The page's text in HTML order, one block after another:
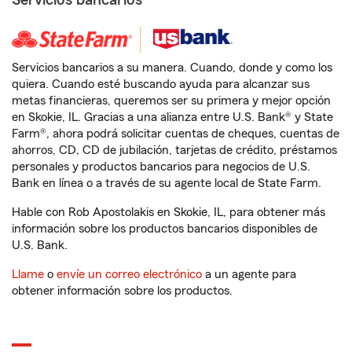
Servicios bancarios a su manera. Cuando, donde y como los
quiera. Cuando esté buscando ayuda para alcanzar sus
metas financieras, queremos ser su primera y mejor opción
en Skokie, IL. Gracias a una alianza entre U.S. Bank® y State
Farm®, ahora podrá solicitar cuentas de cheques, cuentas de
ahorros, CD, CD de jubilación, tarjetas de crédito, préstamos
personales y productos bancarios para negocios de U.S.
Bank en línea o a través de su agente local de State Farm.
Hable con Rob Apostolakis en Skokie, IL, para obtener más
información sobre los productos bancarios disponibles de
U.S. Bank.
Llame o envíe un correo electrónico a un agente para
obtener información sobre los productos.